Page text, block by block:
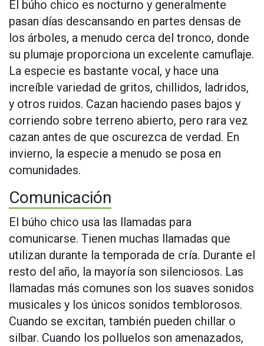
El búho chico es nocturno y generalmente
pasan días descansando en partes densas de
los árboles, a menudo cerca del tronco, donde
su plumaje proporciona un excelente camuflaje.
La especie es bastante vocal, y hace una
increíble variedad de gritos, chillidos, ladridos,
y otros ruidos. Cazan haciendo pases bajos y
corriendo sobre terreno abierto, pero rara vez
cazan antes de que oscurezca de verdad. En
invierno, la especie a menudo se posa en
comunidades.
Comunicación
El búho chico usa las llamadas para
comunicarse. Tienen muchas llamadas que
utilizan durante la temporada de cría. Durante el
resto del año, la mayoría son silenciosos. Las
llamadas más comunes son los suaves sonidos
musicales y los únicos sonidos temblorosos.
Cuando se excitan, también pueden chillar o
silbar. Cuando los polluelos son amenazados,